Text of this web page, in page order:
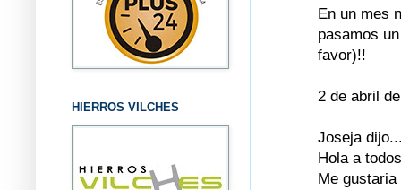
En un mes
pasamos
favor)!!
2 de abril
Joseja
Hola a
Me
HIERROS VILCHES